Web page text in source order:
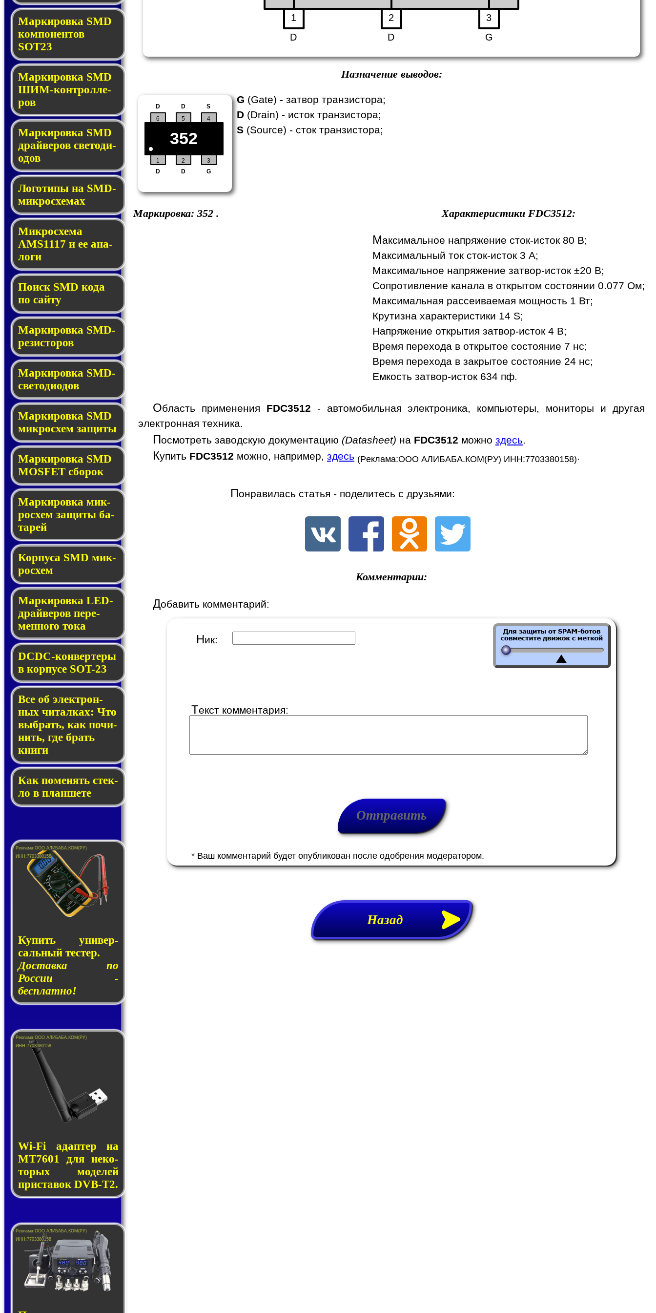
Маркировка SMD
ком­по­нен­тов
SOT23
Маркировка SMD
ШИМ-кон­трол­ле­
ров
Маркировка SMD
драй­ве­ров све­то­ди­
о­дов
Логотипы на SMD-
мик­ро­схе­мах
Микросхема
AMS1117 и ее ана­
ло­ги
Поиск SMD ко­да
по сай­ту
Маркировка SMD-
ре­зис­то­ров
Маркировка SMD-
све­то­дио­дов
Мар­ки­ров­ка SMD
мик­рос­хем защиты
Мар­ки­ров­ка SMD
MOSFET сбо­рок
Мар­ки­ров­ка мик­
ро­схем за­щи­ты ба­
та­рей
Корпуса SMD мик­
ро­схем
Маркировка LED-
драй­ве­ров пе­ре­
мен­но­го то­ка
DCDC-кон­вер­те­ры
в кор­пу­се SOT-23
Все об элек­трон­
ных чи­тал­ках: Что
выб­рать, как по­чи­
нить, где брать
кни­ги
Как по­ме­нять стек­
ло в планшете
Купить уни­вер­
саль­ный тес­тер.
Доставка по
России -
бесплатно!
Wi-Fi адап­тер на
MT7601 для не­ко­
то­рых мо­де­лей
прис­та­вок DVB-T2.
1 2
3
D
D G
Назначение выводов:
1 2 3
4
D D G
S
D
5
6
D
352
G (Gate) - затвор транзистора;
D (Drain) - исток транзистора;
S (Source) - сток транзистора;
Маркировка: 352 . Характеристики FDC3512:
Максимальное напряжение сток-исток 80 В;
Максимальный ток сток-исток 3 A;
Максимальное напряжение затвор-исток ±20 В;
Сопротивление канала в открытом состоянии 0.077 Ом;
Максимальная рассеиваемая мощность 1 Вт;
Крутизна характеристики 14 S;
Напряжение открытия затвор-исток 4 В;
Время перехода в открытое состояние 7 нс;
Время перехода в закрытое состояние 24 нс;
Емкость затвор-исток 634 пф.
Область применения FDC3512 - автомобильная электроника, компьютеры, мониторы и другая
электронная техника.
Посмотреть заводскую документацию (Datasheet) на FDC3512 можно здесь.
Купить FDC3512 можно, например, здесь (Реклама:ООО АЛИБАБА.КОМ(РУ) ИНН:7703380158).
Понравилась статья - поделитесь с друзьями:
Комментарии:
Добавить комментарий:
Ник:
Текст комментария:
* Ваш комментарий будет опубликован после одобрения модератором.
Назад